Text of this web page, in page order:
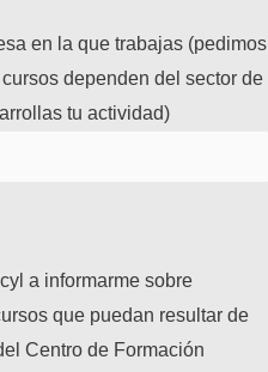
en la que trabajas (pedimos
dependen del sector de
tu actividad)
a informarme sobre
que puedan resultar de
Centro de Formación